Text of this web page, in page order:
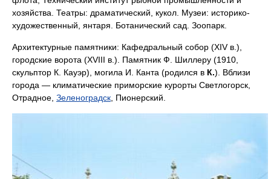
хозяйства. Театры: драматический, кукол. Музеи: историко-
художественный, янтаря. Ботанический сад. Зоопарк.
Архитектурные памятники: Кафедральный собор (XIV в.),
городские ворота (XVIII в.). Памятник Ф. Шиллеру (1910,
скульптор К. Кауэр), могила И. Канта (родился в К.). Вблизи
города — климатические приморские курорты Светлогорск,
Отрадное, Зеленоградск, Пионерский.